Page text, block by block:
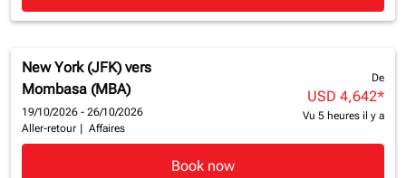
New York (JFK) vers
Mombasa (MBA)
19/10/2026 - 26/10/2026
Aller-retour
Affaires
De
USD 4,642*
Vu 5 heures il y a
Book now